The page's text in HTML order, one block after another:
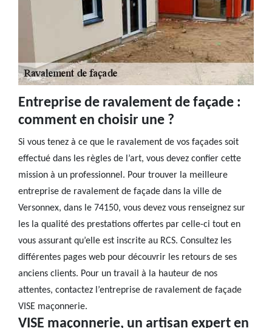
Entreprise de ravalement de façade :
comment en choisir une ?
Si vous tenez à ce que le ravalement de vos façades soit
effectué dans les règles de l’art, vous devez confier cette
mission à un professionnel. Pour trouver la meilleure
entreprise de ravalement de façade dans la ville de
Versonnex, dans le 74150, vous devez vous renseignez sur
les la qualité des prestations offertes par celle-ci tout en
vous assurant qu’elle est inscrite au RCS. Consultez les
différentes pages web pour découvrir les retours de ses
anciens clients. Pour un travail à la hauteur de nos
attentes, contactez l’entreprise de ravalement de façade
VISE maçonnerie.
VISE maçonnerie, un artisan expert en